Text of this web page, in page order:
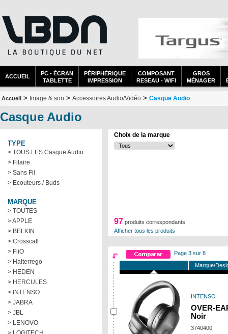
ACCUEIL
PC - ÉCRAN
TABLETTE
PÉRIPHÉRIQUE
IMPRESSION
COMPOSANT
RESEAU - WIFI
GROS
MÉNAGER
Accueil > Image & son > Accessoires Audio/Vidéo > Casque Audio
Casque Audio
TYPE
> TOUS LES Casque Audio
> Filaire
> Sans Fil
> Ecouteurs / Buds
MARQUE
> TOUTES
> APPLE
> BELKIN
> Crosscall
> FiiO
> Halterrego
> HEDEN
> HERCULES
> INTENSO
> JABRA
> JBL
> LENOVO
Choix de la marque
97 produits correspondants
Afficher tous les produits
Page 3 sur 8
Marque/
INTENSO
OVER-
Noir
3740400